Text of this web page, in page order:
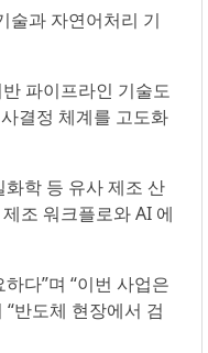
과 자연어처리 기
파이프라인 기술도
결정 체계를 고도화
학 등 유사 제조 산
조 워크플로와 AI 에
다”며 “이번 사업은
반도체 현장에서 검